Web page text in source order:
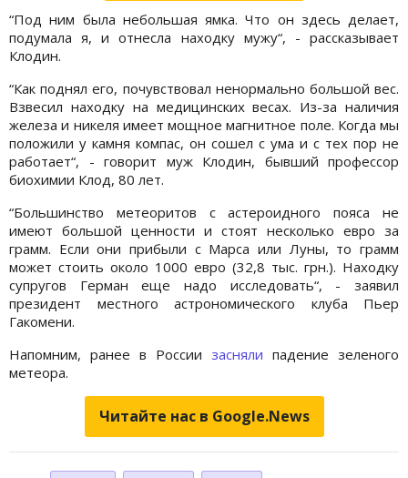
“Под ним была небольшая ямка. Что он здесь делает,
подумала я, и отнесла находку мужу“, - рассказывает
Клодин.
“Как поднял его, почувствовал ненормально большой вес.
Взвесил находку на медицинских весах. Из-за наличия
железа и никеля имеет мощное магнитное поле. Когда мы
положили у камня компас, он сошел с ума и с тех пор не
работает“, - говорит муж Клодин, бывший профессор
биохимии Клод, 80 лет.
“Большинство метеоритов с астероидного пояса не
имеют большой ценности и стоят несколько евро за
грамм. Если они прибыли с Марса или Луны, то грамм
может стоить около 1000 евро (32,8 тыс. грн.). Находку
супругов Герман еще надо исследовать“, - заявил
президент местного астрономического клуба Пьер
Гакомени.
Напомним, ранее в России засняли падение зеленого
метеора.
Читайте нас в Google.News